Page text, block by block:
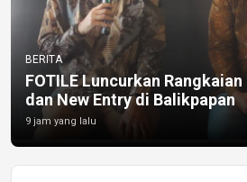
BERITA
FOTILE Luncurkan
dan New Entry di Balikpapan
9 jam yang lalu